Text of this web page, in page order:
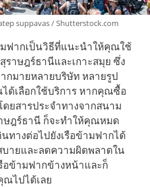
suppavas / Shutterstock.com
มฟากเป็นวิธีที่แนะนำให้คุณใช้
ราษฎร์ธานีและเกาะสมุย ซึ่ง
กมายหลายบริษัท หลายรูป
ด้เลือกใช้บริการ หากคุณซื้อ
ยสารประจำทางจากสนาม
ษฎร์ธานี ก็จะทำให้คุณหมด
นทางต่อไปยังเรือข้ามฟากได้
ายและลดความผิดพลาดใน
อข้ามฟากข้างหน้าและก็
ไปได้เลย